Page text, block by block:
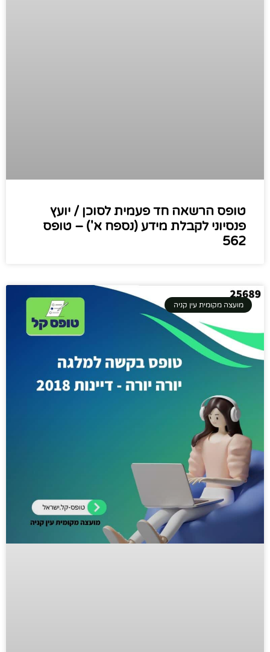
טופס הרשאה חד פעמית לסוכן / יועץ
פנסיוני לקבלת מידע (נספח א') – טופס
562
מועצה מקומית עין קניה